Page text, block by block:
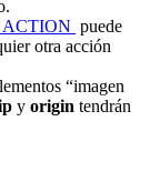
puede
otra acción
“imagen
y origin tendrán